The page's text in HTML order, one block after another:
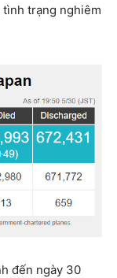
trạng nghiêm
đến ngày 30